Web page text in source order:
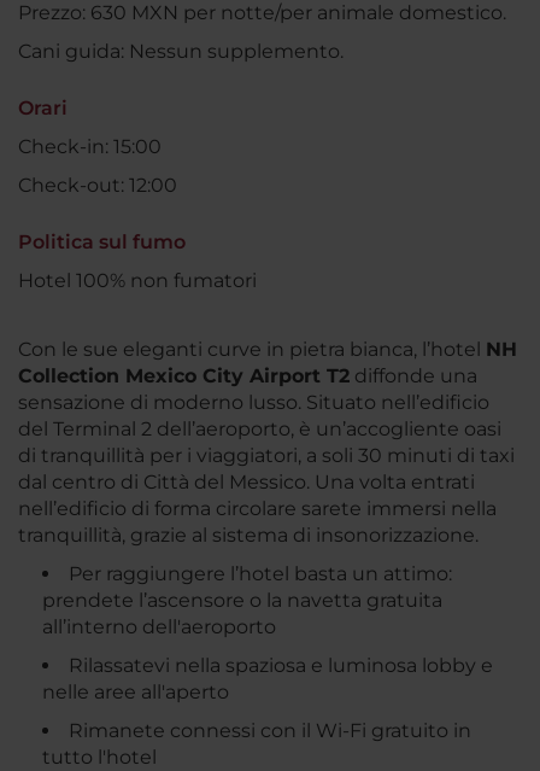
Prezzo: 630 MXN per notte/per animale domestico.
Cani guida: Nessun supplemento.
Orari
Check-in: 15:00
Check-out: 12:00
Politica sul fumo
Hotel 100% non fumatori
Con le sue eleganti curve in pietra bianca, l’hotel NH
Collection Mexico City Airport T2 diffonde una
sensazione di moderno lusso. Situato nell’edificio
del Terminal 2 dell’aeroporto, è un’accogliente oasi
di tranquillità per i viaggiatori, a soli 30 minuti di taxi
dal centro di Città del Messico. Una volta entrati
nell’edificio di forma circolare sarete immersi nella
tranquillità, grazie al sistema di insonorizzazione.
Per raggiungere l’hotel basta un attimo:
prendete l’ascensore o la navetta gratuita
all’interno dell'aeroporto
Rilassatevi nella spaziosa e luminosa lobby e
nelle aree all'aperto
Rimanete connessi con il Wi-Fi gratuito in
tutto l'hotel